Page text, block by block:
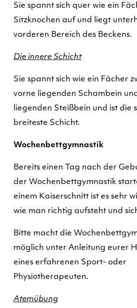
Sie spannt sich quer wie ein
Sitzknochen auf und liegt
vorderen Bereich des Beckens.
Die innere Schicht
Sie spannt sich wie ein Fächer
vorne liegenden Schambein
liegenden Steißbein und ist die
breiteste Schicht.
Wochenbettgymnastik
Bereits einen Tag nach der
der Wochenbettgymnastik
einem Kaiserschnitt ist es sehr
wie man richtig aufsteht und
Bitte macht die
möglich unter Anleitung eurer
eines erfahrenen Sport- oder
Physiotherapeuten.
Atemübung